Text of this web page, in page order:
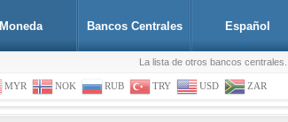
Moneda Bancos Centrales Español
La lista de otros bancos centrales...
MYR NOK RUB TRY USD ZAR